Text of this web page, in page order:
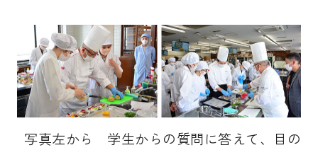
写真左から 学生からの質問に答えて、目の